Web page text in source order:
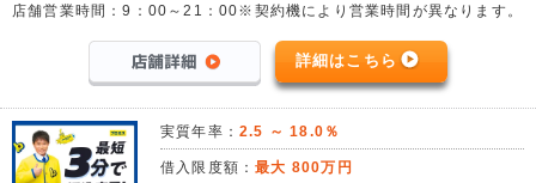
店舗営業時間：9：00～21：00※契約機により営業時間が異なります。
詳細はこちら
実質年率： 2.5 ～ 18.0％
借入限度額：最大 800万円